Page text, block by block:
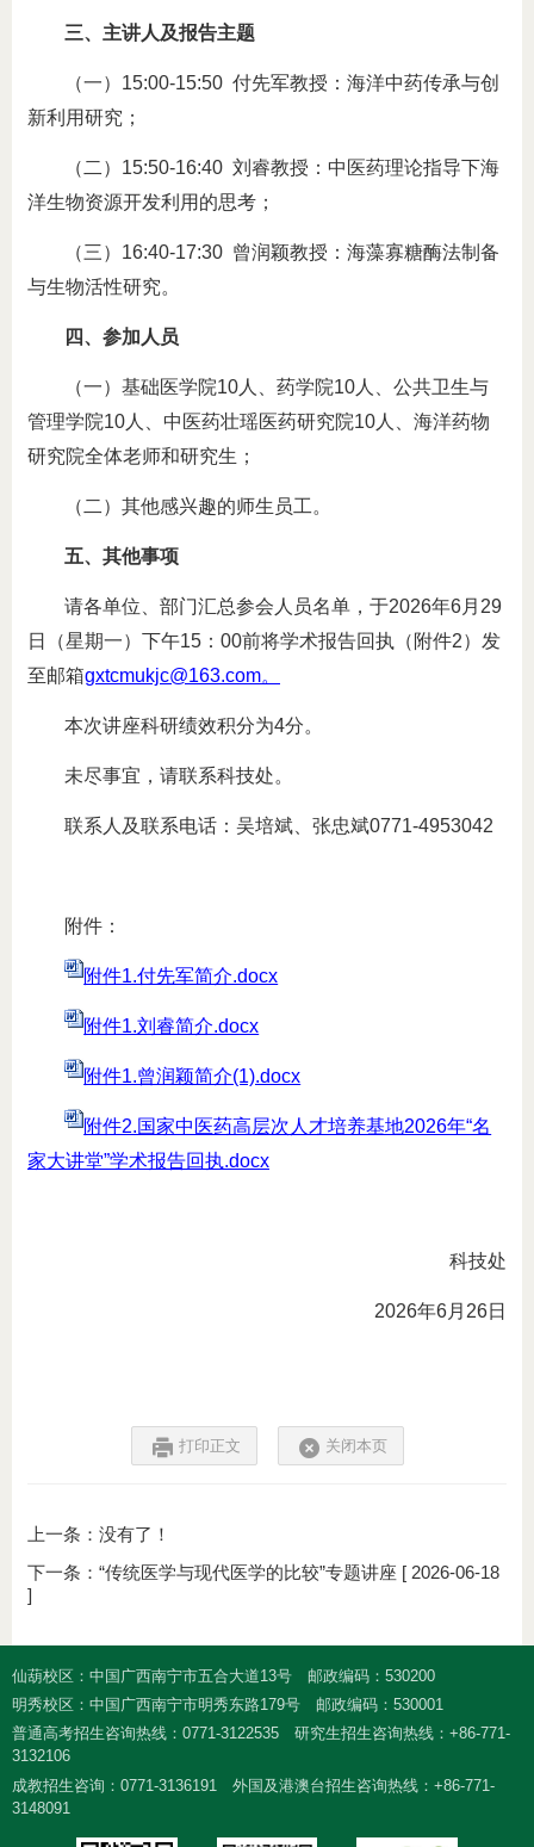
三、主讲人及报告主题
（一）15:00-15:50 付先军教授：海洋中药传承与创
新利用研究；
（二）15:50-16:40 刘睿教授：中医药理论指导下海
洋生物资源开发利用的思考；
（三）16:40-17:30 曾润颖教授：海藻寡糖酶法制备
与生物活性研究。
四、参加人员
（一）基础医学院10人、药学院10人、公共卫生与
管理学院10人、中医药壮瑶医药研究院10人、海洋药物
研究院全体老师和研究生；
（二）其他感兴趣的师生员工。
五、其他事项
请各单位、部门汇总参会人员名单，于2026年6月29
日（星期一）下午15：00前将学术报告回执（附件2）发
至邮箱gxtcmukjc@163.com。
本次讲座科研绩效积分为4分。
未尽事宜，请联系科技处。
联系人及联系电话：吴培斌、张忠斌0771-4953042
附件：
附件1.付先军简介.docx
附件1.刘睿简介.docx
附件1.曾润颖简介(1).docx
附件2.国家中医药高层次人才培养基地2026年“名
家大讲堂”学术报告回执.docx
科技处
2026年6月26日
打印正文 关闭本页
上一条：没有了！
下一条： “传统医学与现代医学的比较”专题讲座 [ 2026-06-18
]
仙葫校区：中国广西南宁市五合大道13号
邮政编码：530200
明秀校区：中国广西南宁市明秀东路179号
邮政编码：530001
普通高考招生咨询热线：0771-3122535
研究生招生咨询热线：+86-771-
3132106
成教招生咨询：0771-3136191
外国及港澳台招生咨询热线：+86-771-
3148091